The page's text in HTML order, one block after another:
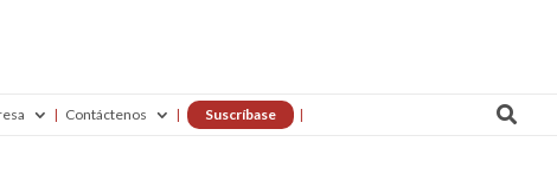
Contáctenos Suscríbase 